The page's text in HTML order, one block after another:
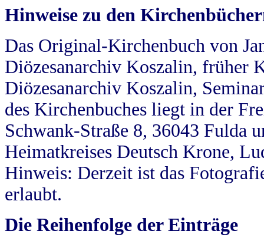
Hinweise zu den
Das Original-Kirchenbuch von
Diözesanarchiv Koszalin, früher
Diözesanarchiv Koszalin,
des Kirchenbuches liegt in der
Schwank-Straße 8, 36043 Fulda
Heimatkreises Deutsch Krone,
Hinweis: Derzeit ist das
erlaubt.
Die Reihenfolge der Einträge